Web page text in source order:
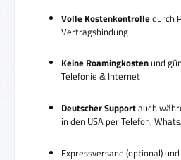
Volle Kostenkontrolledurch
Vertragsbindung
Keine Roamingkostenund
Telefonie & Internet
Deutscher Supportauch
in den USA per Telefon,
Expressversand (optional)